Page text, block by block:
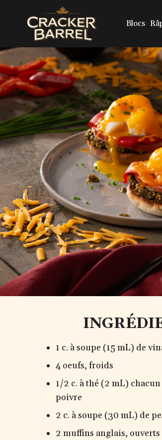
Blocs
1 c. à soupe (15 mL) de
4 oeufs, froids
1/2 c. à thé (2 mL) chacun
poivre
2 c. à soupe (30 mL) de
2 muffins anglais,